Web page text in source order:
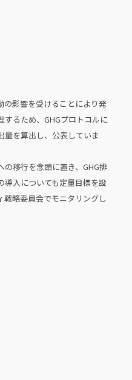
の影響を受けることにより発
るため、GHGプロトコルに
量を算出し、公表していま
移行を念頭に置き、GHG排
導入についても定量目標を設
戦略委員会でモニタリングし